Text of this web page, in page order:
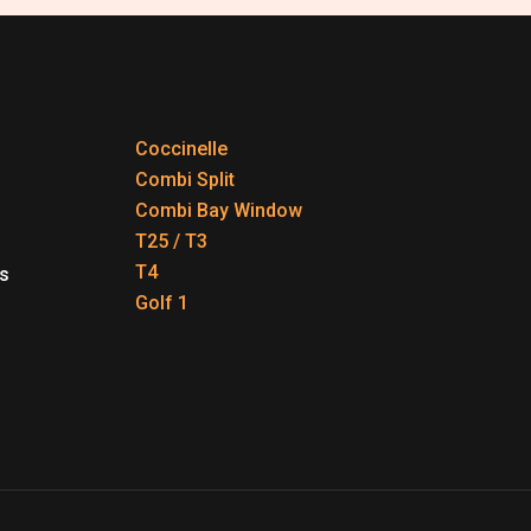
Coccinelle
Combi Split
Combi Bay Window
T25 / T3
T4
Golf 1